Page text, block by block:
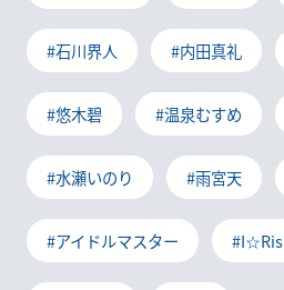
#石川界人 #内田真礼
#悠木碧 #温泉むすめ
#水瀬いのり #雨宮天
#アイドルマスター #I☆Ris